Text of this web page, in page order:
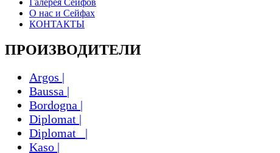
О нас и Сейфах
КОНТАКТЫ
ПРОИЗВОДИТЕЛИ
Argos |
Baussa |
Bordogna |
Diplomat |
Diplomat_ |
Kaso |